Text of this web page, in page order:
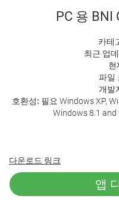
PC 용
카테
최근 업
현
파일
개발
호환성: 필요 Windows XP,
Windows 8.1 and
다운로드 링크
앱